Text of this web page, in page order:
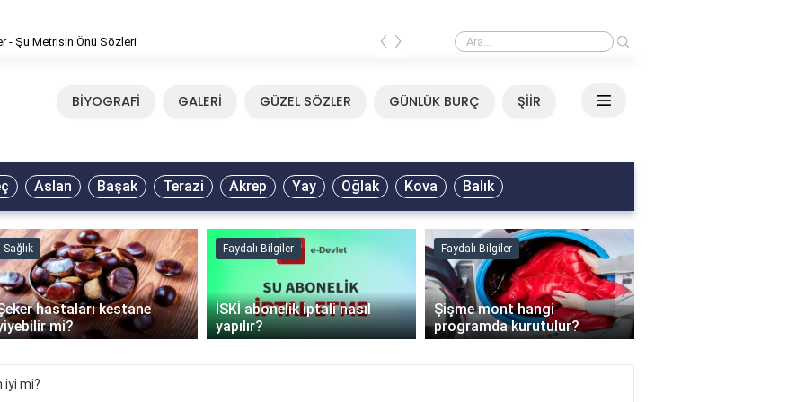
- Tavla Sözleri Neşet Ertaş - Yazımı Kışa Çevirdin Sözleri
‹ ›
BİYOGRAFİ GALERİ GÜZEL SÖZLER GÜNLÜK BURÇ ŞİİR
Aslan Başak Terazi Akrep Yay Oğlak Kova Balık
Sağlık
hastaları kestane
mi?
Faydalı Bilgiler
İSKİ abonelik iptali nasıl
yapılır?
Faydalı Bilgiler
Şişme mont hangi
programda kurutulur?
›
iyi mi?